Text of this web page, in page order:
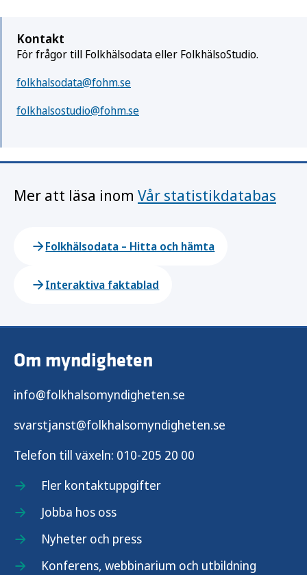
Kontakt
För frågor till Folkhälsodata eller FolkhälsoStudio.
folkhalsodata@fohm.se
folkhalsostudio@fohm.se
Mer att läsa inom Vår statistikdatabas
Folkhälsodata – Hitta och hämta
Interaktiva faktablad
Om myndigheten
info@folkhalsomyndigheten.se
svarstjanst@folkhalsomyndigheten.se
Telefon till växeln: 010-205 20 00
Fler kontaktuppgifter
Jobba hos oss
Nyheter och press
Konferens, webbinarium och utbildning